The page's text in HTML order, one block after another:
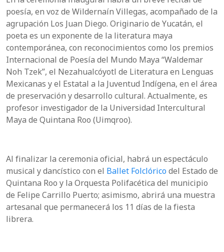
poesía, en voz de Wildernaín Villegas, acompañado de la
agrupación Los Juan Diego. Originario de Yucatán, el
poeta es un exponente de la literatura maya
contemporánea, con reconocimientos como los premios
Internacional de Poesía del Mundo Maya “Waldemar
Noh Tzek”, el Nezahualcóyotl de Literatura en Lenguas
Mexicanas y el Estatal a la Juventud Indígena, en el área
de preservación y desarrollo cultural. Actualmente, es
profesor investigador de la Universidad Intercultural
Maya de Quintana Roo (Uimqroo).
Al finalizar la ceremonia oficial, habrá un espectáculo
musical y dancístico con el Ballet Folclóricodel Estado de
Quintana Roo y la Orquesta Polifacética del municipio
de Felipe Carrillo Puerto; asimismo, abrirá una muestra
artesanal que permanecerá los 11 días de la fiesta
librera.